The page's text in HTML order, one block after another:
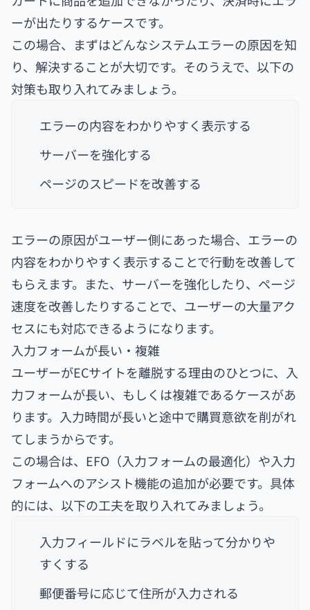
ーが出たりするケースです。
この場合、まずはどんなシステムエラーの原因を知
り、解決することが大切です。そのうえで、以下の
対策も取り入れてみましょう。
エラーの内容をわかりやすく表示する
サーバーを強化する
ページのスピードを改善する
エラーの原因がユーザー側にあった場合、エラーの
内容をわかりやすく表示することで行動を改善して
もらえます。また、サーバーを強化したり、ページ
速度を改善したりすることで、ユーザーの大量アク
セスにも対応できるようになります。
入力フォームが長い・複雑
ユーザーがECサイトを離脱する理由のひとつに、入
力フォームが長い、もしくは複雑であるケースがあ
ります。入力時間が長いと途中で購買意欲を削がれ
てしまうからです。
この場合は、EFO（入力フォームの最適化）や入力
フォームへのアシスト機能の追加が必要です。具体
的には、以下の工夫を取り入れてみましょう。
入力フィールドにラベルを貼って分かりや
すくする
郵便番号に応じて住所が入力される